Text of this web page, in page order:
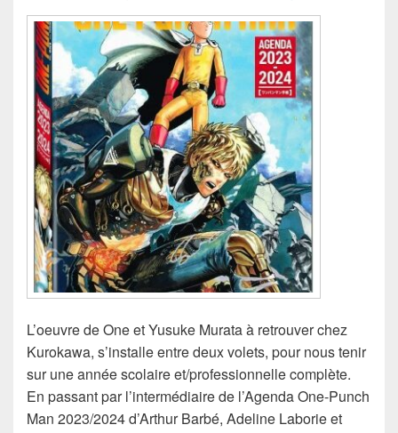
L’oeuvre de One et Yusuke Murata à retrouver chez
Kurokawa, s’installe entre deux volets, pour nous tenir
sur une année scolaire et/professionnelle complète.
En passant par l’intermédiaire de l’Agenda One-Punch
Man 2023/2024 d’Arthur Barbé, Adeline Laborie et